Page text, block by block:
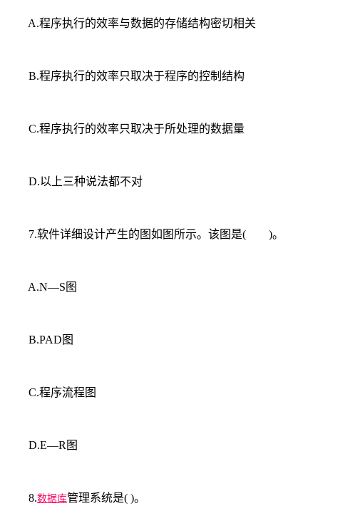
A.程序执行的效率与数据的存储结构密切相关
B.程序执行的效率只取决于程序的控制结构
C.程序执行的效率只取决于所处理的数据量
D.以上三种说法都不对
7.软件详细设计产生的图如图所示。该图是( )。
A.N―S图
B.PAD图
C.程序流程图
D.E―R图
8.数据库管理系统是( )。